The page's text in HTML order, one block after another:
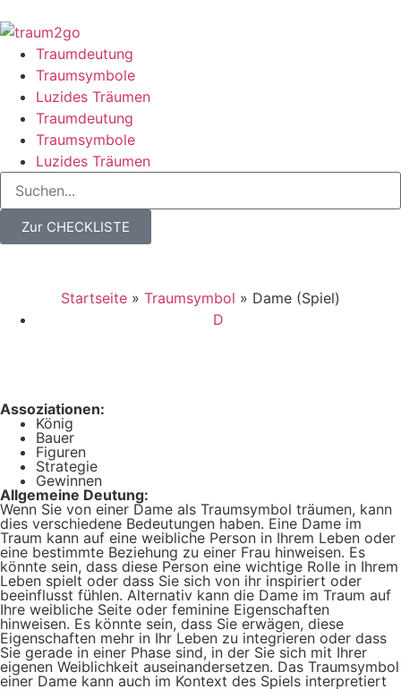
Traumdeutung
Traumsymbole
Luzides Träumen
Traumdeutung
Traumsymbole
Luzides Träumen
Zur CHECKLISTE
Startseite » Traumsymbol » Dame (Spiel)
D
Assoziationen:
König
Bauer
Figuren
Strategie
Gewinnen
Allgemeine Deutung:
Wenn Sie von einer Dame als Traumsymbol träumen, kann
dies verschiedene Bedeutungen haben. Eine Dame im
Traum kann auf eine weibliche Person in Ihrem Leben oder
eine bestimmte Beziehung zu einer Frau hinweisen. Es
könnte sein, dass diese Person eine wichtige Rolle in Ihrem
Leben spielt oder dass Sie sich von ihr inspiriert oder
beeinflusst fühlen. Alternativ kann die Dame im Traum auf
Ihre weibliche Seite oder feminine Eigenschaften
hinweisen. Es könnte sein, dass Sie erwägen, diese
Eigenschaften mehr in Ihr Leben zu integrieren oder dass
Sie gerade in einer Phase sind, in der Sie sich mit Ihrer
eigenen Weiblichkeit auseinandersetzen. Das Traumsymbol
einer Dame kann auch im Kontext des Spiels interpretiert